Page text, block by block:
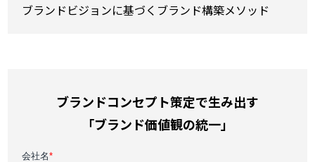
ブランドビジョンに基づくブランド構築メソッド
ブランドコンセプト策定で生み出す
「ブランド価値観の統一」